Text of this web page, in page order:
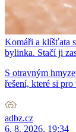
Komáři a klíšťata
bylinka. Stačí ji
S otravným
řešení, které si pro
adbz.cz
6. 8. 2026, 19:34